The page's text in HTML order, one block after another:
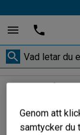
Lågbyggda
Genom att
samtycker du